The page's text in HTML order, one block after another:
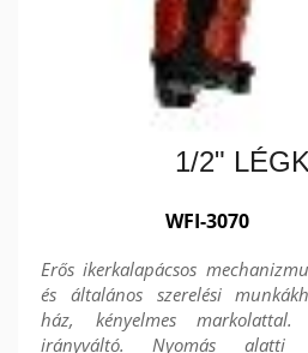
1/2"
WFI-3070
Erős ikerkalapácsos
és általános szerelési
ház, kényelmes markolattal.
irányváltó. Nyomás alatti